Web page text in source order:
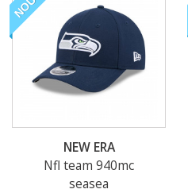
NEW ERA
Nfl team 940mc
seasea